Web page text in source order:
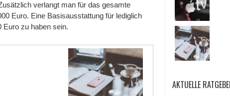
verlangt man für das gesamte
Euro. Eine Basisausstattung für lediglich
Euro zu haben sein.
AKTUELLE